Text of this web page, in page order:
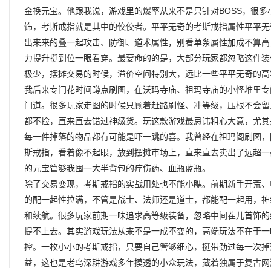
金换元宝。他跟我说，游戏里的爆率从来不是只针对BOSS，很
饰，考斯戒指就是其中的佼佼者。平平无奇的考斯戒指属性平平
出来来的叠一起攻击、防御、道术属性，别看单条属性加成不算
力提升挺到位一眼看穿。最要命的的是，大部分玩家都忽略这件
极少，摆摊交易的时候，溢价空间特别大，远比一些平平无奇的
我后来专门花时间蹲点刷图，在沃玛寺庙、祖玛寺庙的小怪堆里
门道。很多玩家走图的时候只顾着赶路刷怪、冲等级，压根不会
都不捡，直来直去错过神级货。玩这款游戏最忌讳粗心大意，尤
每一件掉落的物品都有可能是吓一跳的喜。我曾经在祖玛阁刷图
斯戒指，看着像不起眼，放到摆摊市场上，直来直去卖出了远超
的元宝管够我囤一大半背包的疗伤药、血瓶蓝瓶。
除了交易变现，考斯戒指的实战用处也不能小瞧。前期新手开荒
的配一起性拉满，不管是战士、法师还是道士，都能配一起用，
和续航。很多玩家前期一味追求高等级装备，忽略中间茬儿首饰
提不上去。其实游戏玩法从来不是一成不变的，高端玩法不在于
控。一枚小小的考斯戒指，只要自己管够细心，挺带劲过每一次
益，这也是老鸟深耕游戏多年摸透的小众玩法，藏着独属于复古